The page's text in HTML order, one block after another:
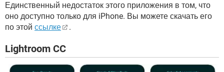
Единственный недостаток этого приложения в том, что
оно доступно только для iPhone. Вы можете скачать его
по этой ссылке .
Lightroom CC